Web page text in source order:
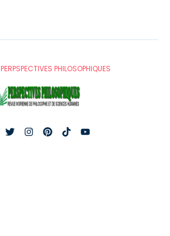
PERPSPECTIVES PHILOSOPHIQUES